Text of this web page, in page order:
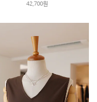
42,700원